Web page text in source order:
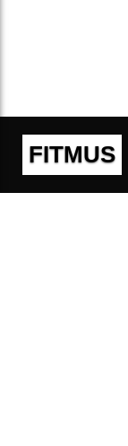
FITMUS